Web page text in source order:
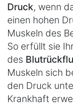
Druck, wenn
einen hohen
Muskeln des
So erfüllt sie
des
Muskeln sich
den Druck
Krankhaft